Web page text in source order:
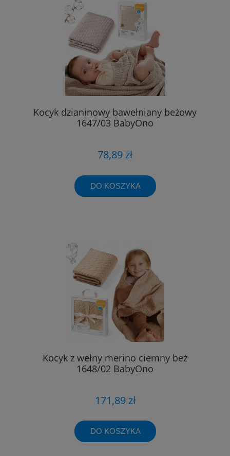
Kocyk dzianinowy bawełniany beżowy
1647/03 BabyOno
78,89 zł
DO KOSZYKA
Kocyk z wełny merino ciemny beż
1648/02 BabyOno
171,89 zł
DO KOSZYKA